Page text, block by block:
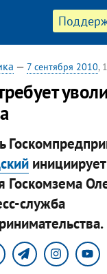
— 7 сентября 2010,
Госкомзема
служба